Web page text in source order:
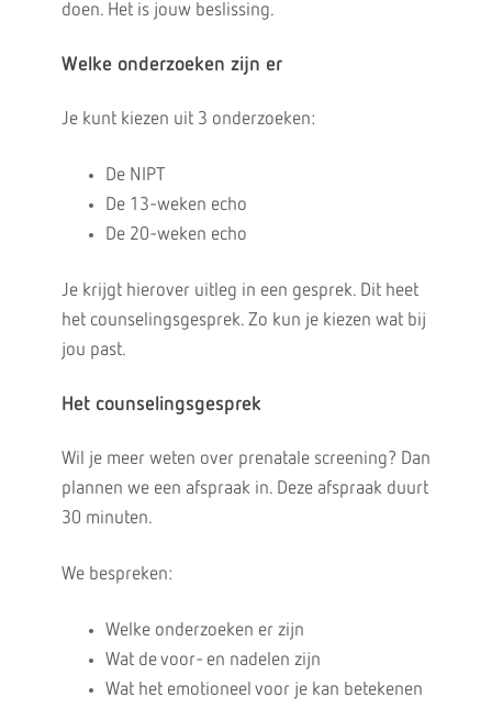
doen. Het is jouw beslissing.
Welke onderzoeken zijn er
Je kunt kiezen uit 3 onderzoeken:
De NIPT
De 13-weken echo
De 20-weken echo
Je krijgt hierover uitleg in een gesprek. Dit heet
het counselingsgesprek. Zo kun je kiezen wat bij
jou past.
Het counselingsgesprek
Wil je meer weten over prenatale screening? Dan
plannen we een afspraak in. Deze afspraak duurt
30 minuten.
We bespreken:
Welke onderzoeken er zijn
Wat de voor- en nadelen zijn
Wat het emotioneel voor je kan betekenen